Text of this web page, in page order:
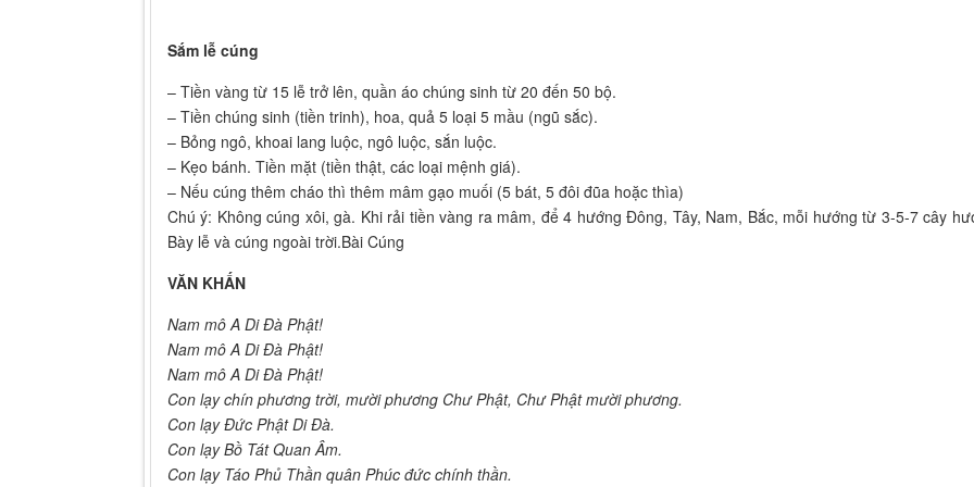
Sắm lễ cúng
– Tiền vàng từ 15 lễ trở lên, quần áo chúng sinh từ 20 đến 50 bộ.
– Tiền chúng sinh (tiền trinh), hoa, quả 5 loại 5 mầu (ngũ sắc).
– Bỏng ngô, khoai lang luộc, ngô luộc, sắn luộc.
– Kẹo bánh. Tiền mặt (tiền thật, các loại mệnh giá).
– Nếu cúng thêm cháo thì thêm mâm gạo muối (5 bát, 5 đôi đũa hoặc thìa)
Chú ý: Không cúng xôi, gà. Khi rải tiền vàng ra mâm, để 4 hướng Đông, Tây, Nam, Bắc, mỗi hướng từ 3-5-7 cây
Bày lễ và cúng ngoài trời.Bài Cúng
VĂN KHẤN
Nam mô A Di Đà Phật!
Nam mô A Di Đà Phật!
Nam mô A Di Đà Phật!
Con lạy chín phương trời, mười phương Chư Phật, Chư Phật mười phương.
Con lạy Đức Phật Di Đà.
Con lạy Bồ Tát Quan Âm.
Con lạy Táo Phủ Thần quân Phúc đức chính thần.